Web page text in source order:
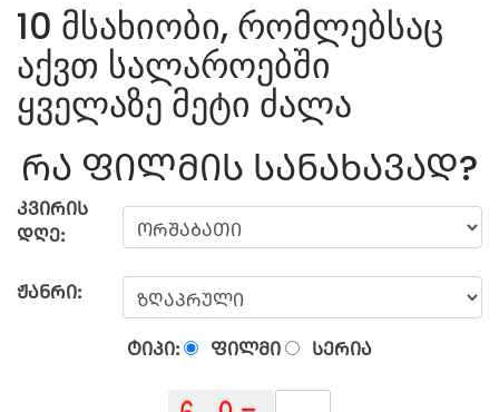
10 მსახიობი, რომლებსაც
აქვთ სალაროებში
ყველაზე მეტი ძალა
ᲠᲐ ᲤᲘᲚᲛᲘᲡ ᲡᲐᲜᲐᲮᲐᲕᲐᲓ?
ᲙᲕᲘᲠᲘᲡ
ᲓᲦᲔ:
ᲟᲐᲜᲠᲘ:
ᲢᲘᲞᲘ: ᲤᲘᲚᲛᲘ ᲡᲔᲠᲘᲐ